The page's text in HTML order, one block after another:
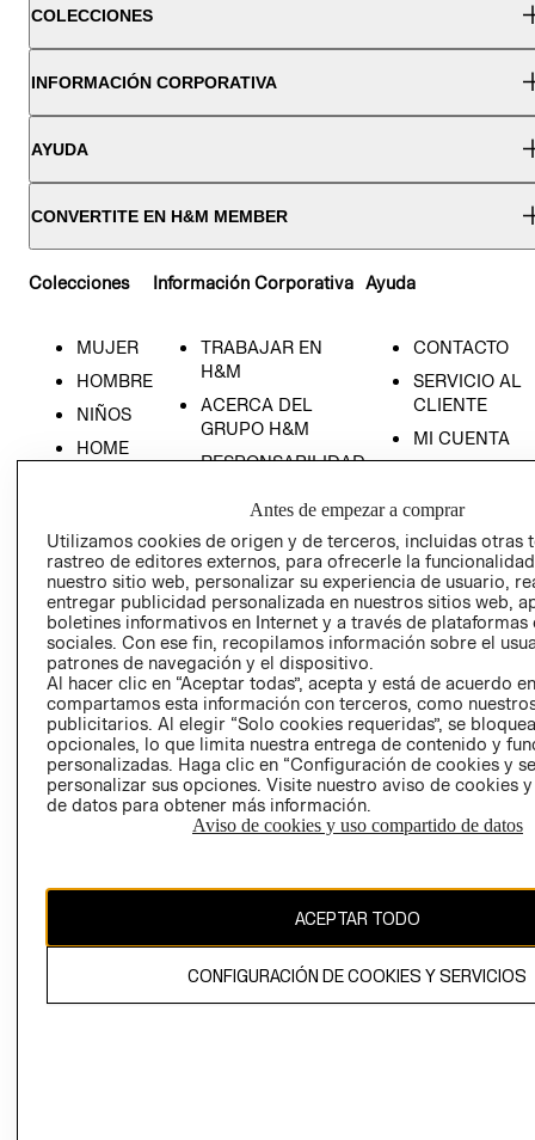
COLECCIONES
INFORMACIÓN CORPORATIVA
AYUDA
CONVERTITE EN H&M MEMBER
Colecciones
MUJER
HOMBRE
NIÑOS
HOME
Información Corporativa
TRABAJAR EN
H&M
ACERCA DEL
GRUPO H&M
RESPONSABILIDAD
PRENSA
RELACIÓN CON
INVERSIONISTAS
POLÍTICA
EMPRESARIAL
Ayuda
CONTACTO
SERVICIO AL
CLIENTE
MI CUENTA
- RETIRO EN
TIENDA
TÉRMINOS Y
CONDICIONES
PRIVACIDAD
GIFT CARD
AVISO DE
COOKIES
Uruguay ($U)
Antes de empezar a comprar
Utilizamos cookies de origen y de terceros, incluidas otras
rastreo de editores externos, para ofrecerle la
nuestro sitio web, personalizar su experiencia de usuario,
entregar publicidad personalizada en nuestros sitios web,
boletines informativos en Internet y a través de plataformas
sociales. Con ese fin, recopilamos información sobre el
patrones de navegación y el dispositivo.
Al hacer clic en “Aceptar todas”, acepta y está de acuerdo
compartamos esta información con terceros, como
publicitarios. Al elegir “Solo cookies requeridas”, se
opcionales, lo que limita nuestra entrega de contenido y
personalizadas. Haga clic en “Configuración de cookies y
personalizar sus opciones. Visite nuestro aviso de cookies
de datos para obtener más información.
Aviso de cookies y uso compartido de datos
ACEPTAR TODO
CONFIGURACIÓN DE COOKIES Y SERVICIOS